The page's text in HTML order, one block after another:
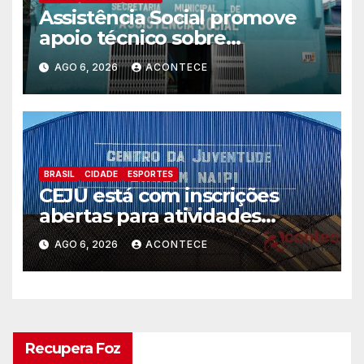
Assistência Social promove
apoio técnico sobre
preparação e resposta a
situações de emergência e
calamidade pública
AGO 6, 2026 ACONTECE
BRASIL CIDADE ESPORTES
CEJU está com inscrições
abertas para atividades
gratuitas
AGO 6, 2026 ACONTECE
Recupera Foz